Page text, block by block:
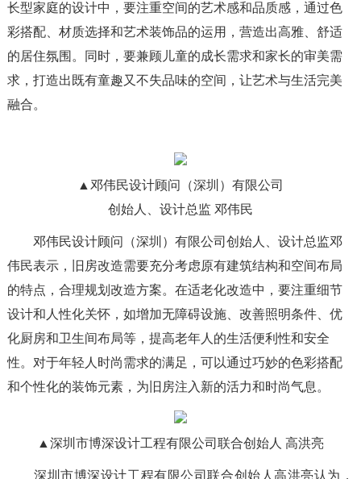
长型家庭的设计中，要注重空间的艺术感和品质感，通过色
彩搭配、材质选择和艺术装饰品的运用，营造出高雅、舒适
的居住氛围。同时，要兼顾儿童的成长需求和家长的审美需
求，打造出既有童趣又不失品味的空间，让艺术与生活完美
融合。
▲邓伟民设计顾问（深圳）有限公司
创始人、设计总监 邓伟民
邓伟民设计顾问（深圳）有限公司创始人、设计总监邓
伟民表示，旧房改造需要充分考虑原有建筑结构和空间布局
的特点，合理规划改造方案。在适老化改造中，要注重细节
设计和人性化关怀，如增加无障碍设施、改善照明条件、优
化厨房和卫生间布局等，提高老年人的生活便利性和安全
性。对于年轻人时尚需求的满足，可以通过巧妙的色彩搭配
和个性化的装饰元素，为旧房注入新的活力和时尚气息。
▲深圳市博深设计工程有限公司联合创始人 高洪亮
深圳市博深设计工程有限公司联合创始人高洪亮认为，